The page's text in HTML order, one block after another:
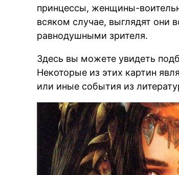
принцессы, женщины-
всяком случае, выглядят они
равнодушными зрителя.
Здесь вы можете увидеть
Некоторые из этих картин
или иные события из